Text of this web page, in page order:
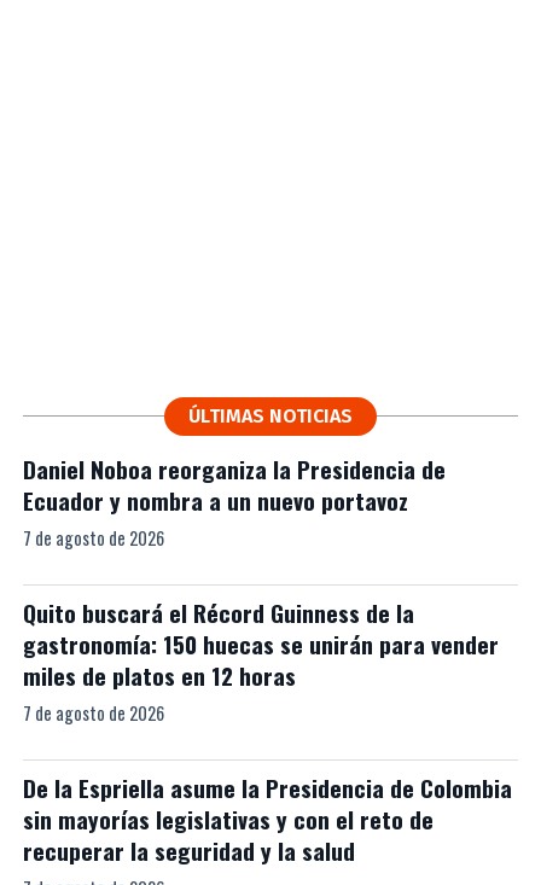
ÚLTIMAS NOTICIAS
Daniel Noboa reorganiza la Presidencia de
Ecuador y nombra a un nuevo portavoz
7 de agosto de 2026
Quito buscará el Récord Guinness de la
gastronomía: 150 huecas se unirán para vender
miles de platos en 12 horas
7 de agosto de 2026
De la Espriella asume la Presidencia de Colombia
sin mayorías legislativas y con el reto de
recuperar la seguridad y la salud